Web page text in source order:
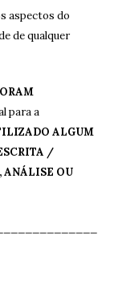
aspectos do
de qualquer
para a
ALGUM
/
ANÁLISE OU